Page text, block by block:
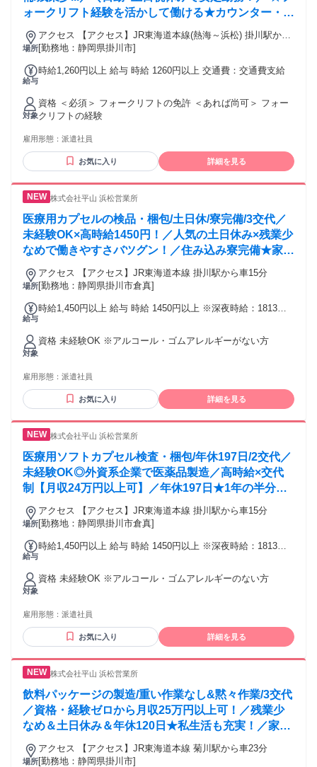
ォークリフト経験を活かして働ける★カウンター・リ
ーチどちらも扱える倉庫内作業★20代～50代半ばの
男性スタッフ多数活躍中★資格を活かして長期安定★
めでも安心スタート★リーダー職や教育担当などキャ
ートも充実！
場所
アクセス 【アクセス】JR東海道本線(熱海～浜松) 掛川駅から
車で10分
[勤務地：静岡県掛川市]
給与
時給1,260円以上 給与 時給 1260円以上 交通費：交通費支給
対象
資格 ＜必須＞ フォークリフトの免許 ＜あれば尚可＞ フォー
クリフトの経験
雇用形態： 派遣社員
お気に入り 詳細を見る
株式会社平山 浜松営業所
医療用カプセルの検品・梱包/土日休/寮完備/3交代／
未経験OK×高時給1450円！／人気の土日休み×残業少
なめで働きやすさバツグン！／住み込み寮完備★家具
家電付き／20代・30代・40代前半の男性が活躍中！
場所
アクセス 【アクセス】JR東海道本線 掛川駅から車15分
[勤務地：静岡県掛川市倉真]
給与
時給1,450円以上 給与 時給 1450円以上 ※深夜時給：1813円
対象
資格 未経験OK ※アルコール・ゴムアレルギーがない方
雇用形態： 派遣社員
お気に入り 詳細を見る
株式会社平山 浜松営業所
医療用ソフトカプセル検査・梱包/年休197日/2交代／
未経験OK◎外資系企業で医薬品製造／高時給×交代
制【月収24万円以上可】／年休197日★1年の半分以
上がオフ／単身寮完備／20代・30代・40代前半の男
性が活躍中！
場所
アクセス 【アクセス】JR東海道本線 掛川駅から車15分
[勤務地：静岡県掛川市倉真]
給与
時給1,450円以上 給与 時給 1450円以上 ※深夜時給：1813円
対象
資格 未経験OK ※アルコール・ゴムアレルギーのない方
雇用形態： 派遣社員
お気に入り 詳細を見る
株式会社平山 浜松営業所
飲料パッケージの製造/重い作業なし&黙々作業/3交代
／資格・経験ゼロから月収25万円以上可！／残業少
なめ＆土日休み＆年休120日★私生活も充実！／家具
家電付きの個室寮完備／20代～40代の男女が活躍
中！
場所
アクセス 【アクセス】JR東海道本線 菊川駅から車23分
[勤務地：静岡県掛川市]